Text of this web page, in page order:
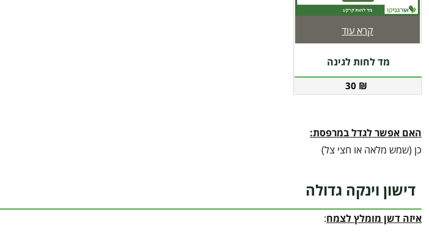
מד לחות לגינה
30 ₪
קרא עוד
האם אפשר לגדל במרפסת:
כן (שמש מלאה או חצי צל)
דישון וינקה גדולה
איזה דשן מומלץ לצמח: